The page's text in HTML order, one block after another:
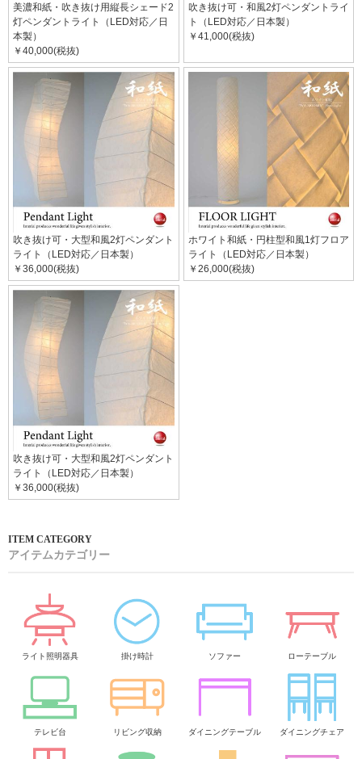
美濃和紙・吹き抜け用縦長シェード2
灯ペンダントライト（LED対応／日
本製）
￥40,000(税抜)
吹き抜け可・和風2灯ペンダントライ
ト（LED対応／日本製）
￥41,000(税抜)
吹き抜け可・大型和風2灯ペンダント
ライト（LED対応／日本製）
￥36,000(税抜)
ホワイト和紙・円柱型和風1灯フロア
ライト（LED対応／日本製）
￥26,000(税抜)
吹き抜け可・大型和風2灯ペンダント
ライト（LED対応／日本製）
￥36,000(税抜)
アイテムカテゴリー
ライト照明器具 掛け時計 ソファー ローテーブル
テレビ台 リビング収納 ダイニングテーブル ダイニングチェア